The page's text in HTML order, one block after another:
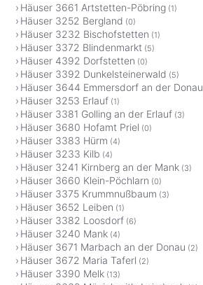
Häuser 3661 Artstetten-Pöbring (1)
Häuser 3252 Bergland (0)
Häuser 3232 Bischofstetten (1)
Häuser 3372 Blindenmarkt (5)
Häuser 4392 Dorfstetten (0)
Häuser 3392 Dunkelsteinerwald (5)
Häuser 3644 Emmersdorf an der Donau
Häuser 3253 Erlauf (1)
Häuser 3381 Golling an der Erlauf (3)
Häuser 3680 Hofamt Priel (0)
Häuser 3383 Hürm (4)
Häuser 3233 Kilb (4)
Häuser 3241 Kirnberg an der Mank (3)
Häuser 3660 Klein-Pöchlarn (0)
Häuser 3375 Krummnußbaum (3)
Häuser 3652 Leiben (1)
Häuser 3382 Loosdorf (6)
Häuser 3240 Mank (4)
Häuser 3671 Marbach an der Donau (2)
Häuser 3672 Maria Taferl (2)
Häuser 3390 Melk (13)